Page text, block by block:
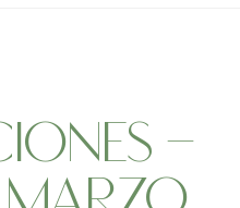
–